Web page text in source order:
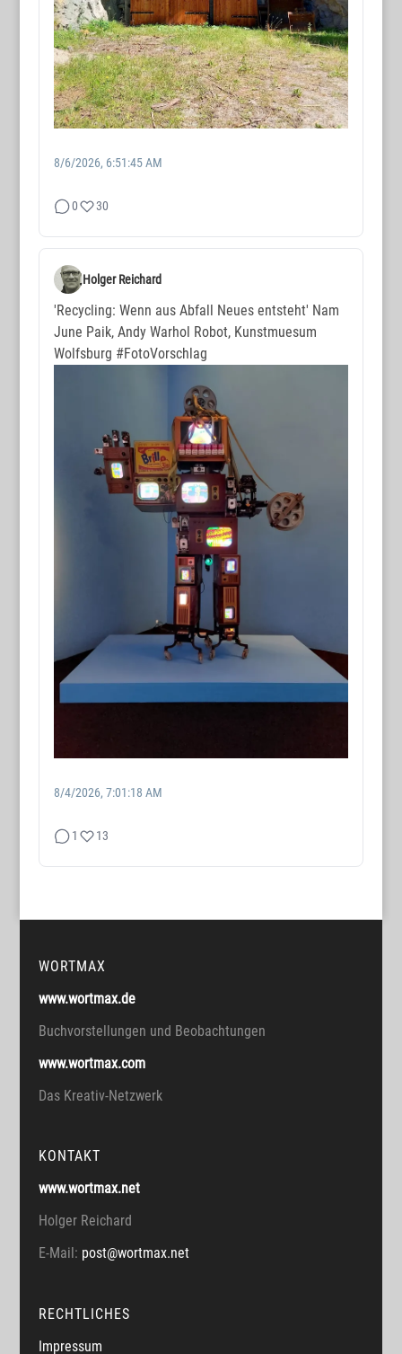
8/6/2026, 6:51:45 AM
0 30
Holger Reichard
'Recycling: Wenn aus Abfall Neues entsteht' Nam
June Paik, Andy Warhol Robot, Kunstmuesum
Wolfsburg #FotoVorschlag
8/4/2026, 7:01:18 AM
1 13
WORTMAX
www.wortmax.de
Buchvorstellungen und Beobachtungen
www.wortmax.com
Das Kreativ-Netzwerk
KONTAKT
www.wortmax.net
Holger Reichard
E-Mail: post@wortmax.net
RECHTLICHES
Impressum